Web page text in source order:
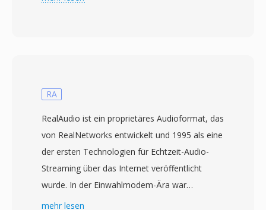
Authoring-Workflows nützlich, insbesondere
Audioströme separat vorbereitet und kodiert
Containerformat zusammengemischt werden.
M2V-Streams unterstützen sowohl Interlaced-
RA
RealAudio ist ein proprietäres Audioformat, das
von RealNetworks entwickelt und 1995 als eine
der ersten Technologien für Echtzeit-Audio-
Streaming über das Internet veröffentlicht
wurde. In der Einwahlmodem-Ära war
RealAudio wirklich revolutionär — es
mehr lesen